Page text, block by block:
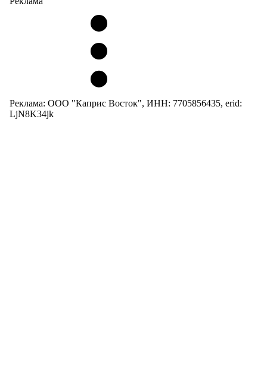
Реклама: ООО "Каприс Восток", ИНН: 7705856435, erid:
LjN8K34jk